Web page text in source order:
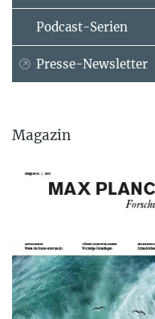
Podcast-Serien
Presse-Newsletter
Magazin